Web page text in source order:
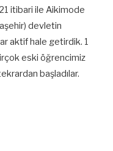
itibari ile Aikimode
devletin
aktif hale getirdik. 1
eski öğrencimiz
başladılar.